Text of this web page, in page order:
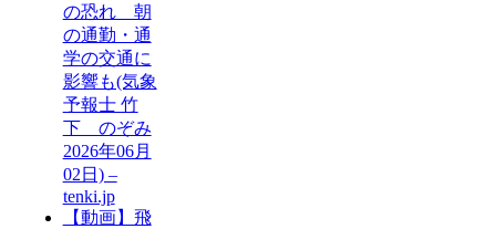
の恐れ 朝
の通勤・通
学の交通に
影響も(気象
予報士 竹
下 のぞみ
2026年06月
02日) –
tenki.jp
【動画】飛